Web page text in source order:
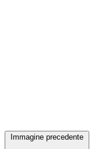
Immagine precedente